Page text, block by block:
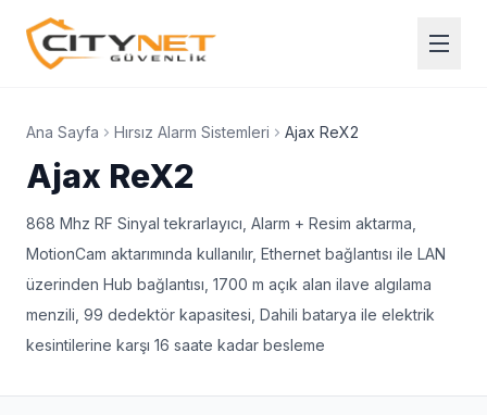
Ana Sayfa Hırsız Alarm Sistemleri Ajax ReX2
Ajax ReX2
868 Mhz RF Sinyal tekrarlayıcı, Alarm + Resim aktarma,
MotionCam aktarımında kullanılır, Ethernet bağlantısı ile LAN
üzerinden Hub bağlantısı, 1700 m açık alan ilave algılama
menzili, 99 dedektör kapasitesi, Dahili batarya ile elektrik
kesintilerine karşı 16 saate kadar besleme